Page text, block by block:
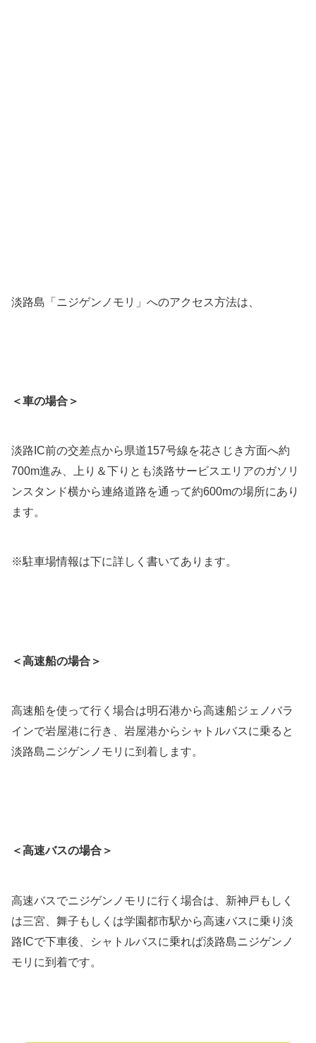
淡路島「ニジゲンノモリ」へのアクセス方法は、
＜車の場合＞
淡路IC前の交差点から県道157号線を花さじき方面へ約
700m進み、上り＆下りとも淡路サービスエリアのガソリ
ンスタンド横から連絡道路を通って約600mの場所にあり
ます。
※駐車場情報は下に詳しく書いてあります。
＜高速船の場合＞
高速船を使って行く場合は明石港から高速船ジェノバラ
インで岩屋港に行き、岩屋港からシャトルバスに乗ると
淡路島ニジゲンノモリに到着します。
＜高速バスの場合＞
高速バスでニジゲンノモリに行く場合は、新神戸もしく
は三宮、舞子もしくは学園都市駅から高速バスに乗り淡
路ICで下車後、シャトルバスに乗れば淡路島ニジゲンノ
モリに到着です。